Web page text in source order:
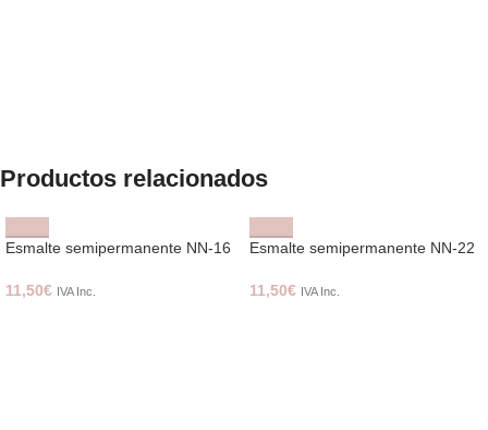
Productos relacionados
Esmalte semipermanente NN-16
11,50€ IVA Inc.
Esmalte semipermanente NN-22
11,50€ IVA Inc.